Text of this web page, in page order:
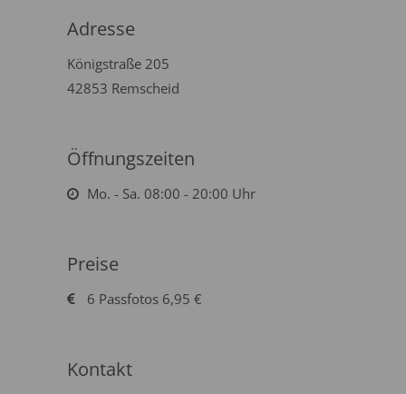
Adresse
Königstraße 205
42853 Remscheid
Öffnungszeiten
Mo. - Sa. 08:00 - 20:00 Uhr
Preise
6 Passfotos 6,95 €
Kontakt